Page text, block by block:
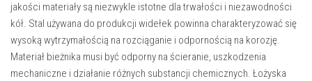
jakości materiały są niezwykle istotne dla trwałości i niezawodności
kół. Stal używana do produkcji widełek powinna charakteryzować się
wysoką wytrzymałością na rozciąganie i odpornością na korozję.
Materiał bieżnika musi być odporny na ścieranie, uszkodzenia
mechaniczne i działanie różnych substancji chemicznych. Łożyska